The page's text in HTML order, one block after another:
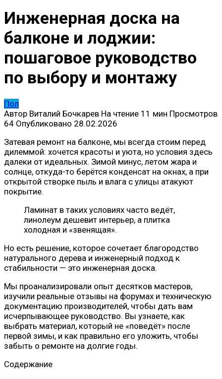
Инженерная доска на
балконе и лоджии:
пошаговое руководство
по выбору и монтажу
Пол
Автор Виталий Бочкарев На чтение 11 мин Просмотров
64 Опубликовано 28.02.2026
Затевая ремонт на балконе, мы всегда стоим перед
дилеммой: хочется красоты и уюта, но условия здесь
далеки от идеальных. Зимой минус, летом жара и
солнце, откуда-то берётся конденсат на окнах, а при
открытой створке пыль и влага с улицы атакуют
покрытие.
Ламинат в таких условиях часто ведёт,
линолеум дешевит интерьер, а плитка
холодная и «звенящая».
Но есть решение, которое сочетает благородство
натурального дерева и инженерный подход к
стабильности — это инженерная доска.
Мы проанализировали опыт десятков мастеров,
изучили реальные отзывы на форумах и техническую
документацию производителей, чтобы дать вам
исчерпывающее руководство. Вы узнаете, как
выбрать материал, который не «поведёт» после
первой зимы, и как правильно его уложить, чтобы
забыть о ремонте на долгие годы.
Содержание